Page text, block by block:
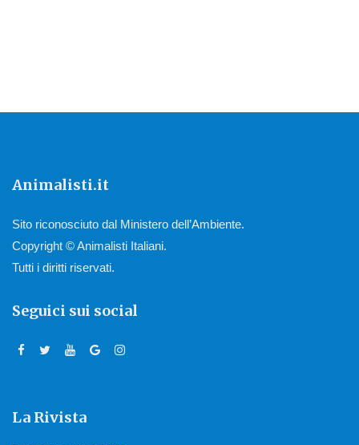
Animalisti.it
Sito riconosciuto dal Ministero dell’Ambiente.
Copyright © Animalisti Italiani.
Tutti i diritti riservati.
Seguici sui social
La Rivista